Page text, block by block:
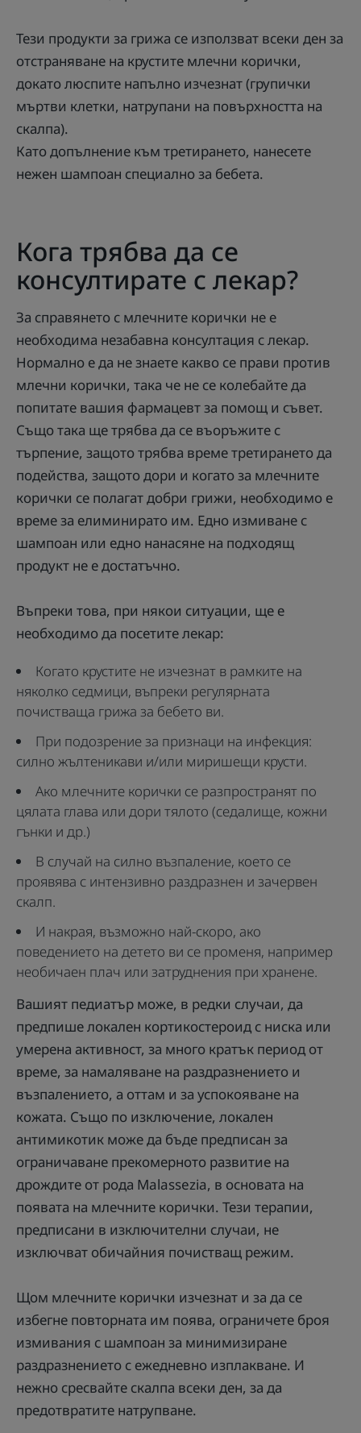
Тези продукти за грижа се използват всеки ден за
отстраняване на крустите млечни корички,
докато люспите напълно изчезнат (групички
мъртви клетки, натрупани на повърхността на
скалпа).
Като допълнение към третирането, нанесете
нежен шампоан специално за бебета.
Кога трябва да се
консултирате с лекар?
За справянето с млечните корички не е
необходима незабавна консултация с лекар.
Нормално е да не знаете какво се прави против
млечни корички, така че не се колебайте да
попитате вашия фармацевт за помощ и съвет.
Също така ще трябва да се въоръжите с
търпение, защото трябва време третирането да
подейства, защото дори и когато за млечните
корички се полагат добри грижи, необходимо е
време за елиминирато им. Едно измиване с
шампоан или едно нанасяне на подходящ
продукт не е достатъчно.
Въпреки това, при някои ситуации, ще е
необходимо да посетите лекар:
Когато крустите не изчезнат в рамките на
няколко седмици, въпреки регулярната
почистваща грижа за бебето ви.
При подозрение за признаци на инфекция:
силно жълтеникави и/или миришещи крусти.
Ако млечните корички се разпространят по
цялата глава или дори тялото (седалище, кожни
гънки и др.)
В случай на силно възпаление, което се
проявява с интензивно раздразнен и зачервен
скалп.
И накрая, възможно най-скоро, ако
поведението на детето ви се променя, например
необичаен плач или затруднения при хранене.
Вашият педиатър може, в редки случаи, да
предпише локален кортикостероид с ниска или
умерена активност, за много кратък период от
време, за намаляване на раздразнението и
възпалението, а оттам и за успокояване на
кожата. Също по изключение, локален
антимикотик може да бъде предписан за
ограничаване прекомерното развитие на
дрождите от рода Malassezia, в основата на
появата на млечните корички. Тези терапии,
предписани в изключителни случаи, не
изключват обичайния почистващ режим.
Щом млечните корички изчезнат и за да се
избегне повторната им поява, ограничете броя
измивания с шампоан за минимизиране
раздразнението с ежедневно изплакване. И
нежно сресвайте скалпа всеки ден, за да
предотвратите натрупване.